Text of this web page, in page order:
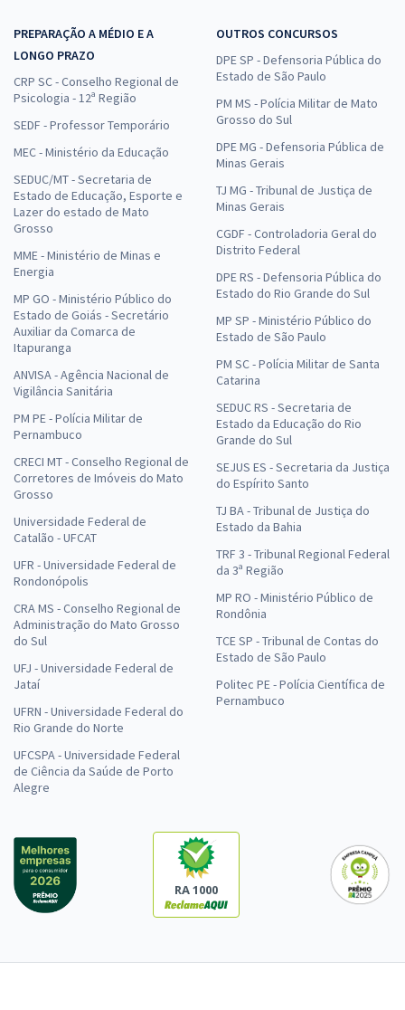
PREPARAÇÃO A MÉDIO E A
LONGO PRAZO
CRP SC - Conselho Regional de
Psicologia - 12ª Região
SEDF - Professor Temporário
MEC - Ministério da Educação
SEDUC/MT - Secretaria de
Estado de Educação, Esporte e
Lazer do estado de Mato
Grosso
MME - Ministério de Minas e
Energia
MP GO - Ministério Público do
Estado de Goiás - Secretário
Auxiliar da Comarca de
Itapuranga
ANVISA - Agência Nacional de
Vigilância Sanitária
PM PE - Polícia Militar de
Pernambuco
CRECI MT - Conselho Regional de
Corretores de Imóveis do Mato
Grosso
Universidade Federal de
Catalão - UFCAT
UFR - Universidade Federal de
Rondonópolis
CRA MS - Conselho Regional de
Administração do Mato Grosso
do Sul
UFJ - Universidade Federal de
Jataí
UFRN - Universidade Federal do
Rio Grande do Norte
UFCSPA - Universidade Federal
de Ciência da Saúde de Porto
Alegre
OUTROS CONCURSOS
DPE SP - Defensoria Pública do
Estado de São Paulo
PM MS - Polícia Militar de Mato
Grosso do Sul
DPE MG - Defensoria Pública de
Minas Gerais
TJ MG - Tribunal de Justiça de
Minas Gerais
CGDF - Controladoria Geral do
Distrito Federal
DPE RS - Defensoria Pública do
Estado do Rio Grande do Sul
MP SP - Ministério Público do
Estado de São Paulo
PM SC - Polícia Militar de Santa
Catarina
SEDUC RS - Secretaria de
Estado da Educação do Rio
Grande do Sul
SEJUS ES - Secretaria da Justiça
do Espírito Santo
TJ BA - Tribunal de Justiça do
Estado da Bahia
TRF 3 - Tribunal Regional Federal
da 3ª Região
MP RO - Ministério Público de
Rondônia
TCE SP - Tribunal de Contas do
Estado de São Paulo
Politec PE - Polícia Científica de
Pernambuco
RA 1000